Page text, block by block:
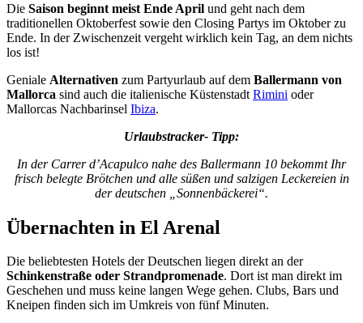
Die Saison beginnt meist Ende April und geht nach dem
traditionellen Oktoberfest sowie den Closing Partys im Oktober zu
Ende. In der Zwischenzeit vergeht wirklich kein Tag, an dem nichts
los ist!
Geniale Alternativen zum Partyurlaub auf dem Ballermann von
Mallorca sind auch die italienische Küstenstadt Rimini oder
Mallorcas Nachbarinsel Ibiza.
Urlaubstracker- Tipp:
In der Carrer d’Acapulco nahe des Ballermann 10 bekommt Ihr
frisch belegte Brötchen und alle süßen und salzigen Leckereien in
der deutschen „Sonnenbäckerei“.
Übernachten in El Arenal
Die beliebtesten Hotels der Deutschen liegen direkt an der
Schinkenstraße oder Strandpromenade. Dort ist man direkt im
Geschehen und muss keine langen Wege gehen. Clubs, Bars und
Kneipen finden sich im Umkreis von fünf Minuten.